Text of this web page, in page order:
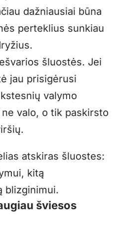
dažniausiai būna
perteklius sunkiau
šluostės. Jei
jau prisigėrusi
valymo
valo, o tik paskirsto
atskiras šluostes:
kitą
blizginimui.
šviesos